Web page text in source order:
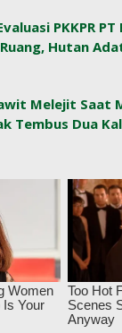
PKKPR
Hutan
Melejit Saat
Tembus Dua